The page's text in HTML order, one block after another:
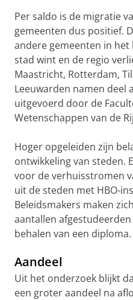
Per saldo is de migratie
gemeenten dus positief.
andere gemeenten in
stad wint en de regio
Maastricht, Rotterdam,
Leeuwarden namen deel
uitgevoerd door de
Wetenschappen van de
Hoger opgeleiden zijn
ontwikkeling van steden.
voor de verhuisstromen
uit de steden met HBO-
Beleidsmakers maken
aantallen
behalen van een diploma.
Aandeel
Uit het onderzoek blijkt
een groter aandeel na